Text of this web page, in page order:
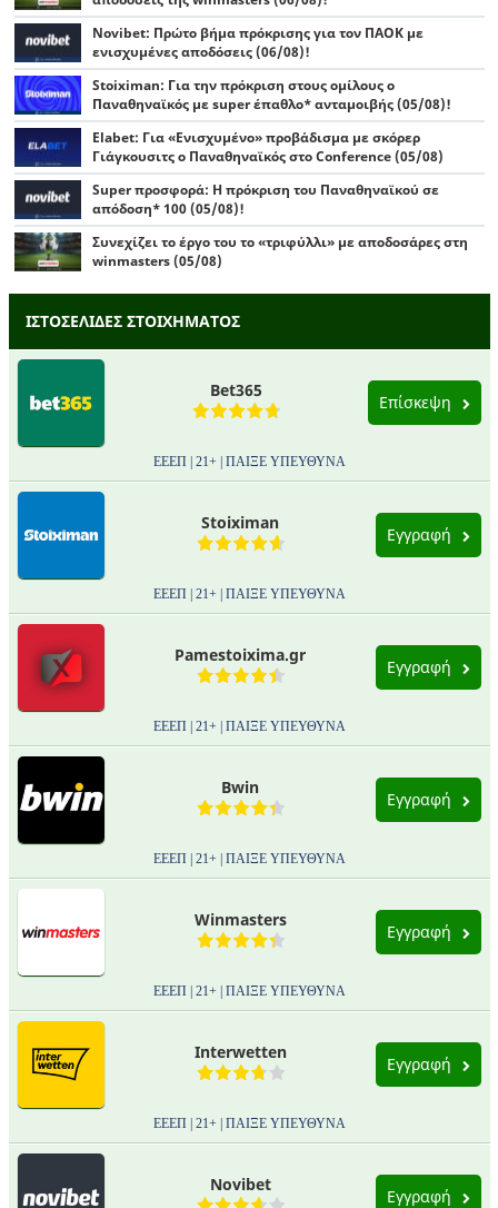
Novibet: Πρώτο βήμα πρόκρισης για τον ΠΑΟΚ με
ενισχυμένες αποδόσεις (06/08)!
Stoiximan: Για την πρόκριση στους ομίλους ο
Παναθηναϊκός με super έπαθλο* ανταμοιβής (05/08)!
Elabet: Για «Ενισχυμένο» προβάδισμα με σκόρερ
Γιάγκουσιτς ο Παναθηναϊκός στο Conference (05/08)
Super προσφορά: Η πρόκριση του Παναθηναϊκού σε
απόδοση* 100 (05/08)!
Συνεχίζει το έργο του το «τριφύλλι» με αποδοσάρες στη
winmasters (05/08)
ΙΣΤΟΣΕΛΙΔΕΣ ΣΤΟΙΧΗΜΑΤΟΣ
Bet365
Επίσκεψη
ΕΕΕΠ | 21+ | ΠΑΙΞΕ ΥΠΕΥΘΥΝΑ
Stoiximan
Εγγραφή
ΕΕΕΠ | 21+ | ΠΑΙΞΕ ΥΠΕΥΘΥΝΑ
Pamestoixima.gr
Εγγραφή
ΕΕΕΠ | 21+ | ΠΑΙΞΕ ΥΠΕΥΘΥΝΑ
Bwin
Εγγραφή
ΕΕΕΠ | 21+ | ΠΑΙΞΕ ΥΠΕΥΘΥΝΑ
Winmasters
Εγγραφή
ΕΕΕΠ | 21+ | ΠΑΙΞΕ ΥΠΕΥΘΥΝΑ
Interwetten
Εγγραφή
ΕΕΕΠ | 21+ | ΠΑΙΞΕ ΥΠΕΥΘΥΝΑ
Novibet
Εγγραφή